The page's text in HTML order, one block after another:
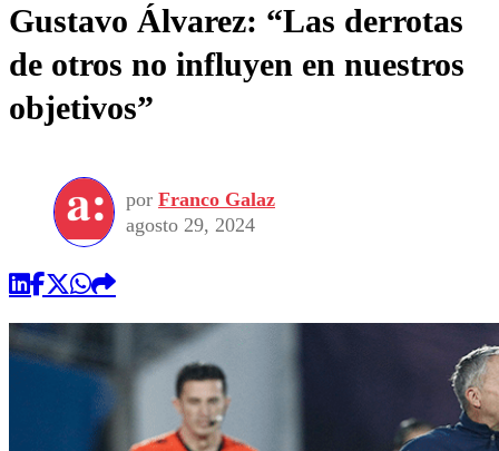
Gustavo Álvarez: “Las derrotas
de otros no influyen en nuestros
objetivos”
por Franco Galaz
agosto 29, 2024